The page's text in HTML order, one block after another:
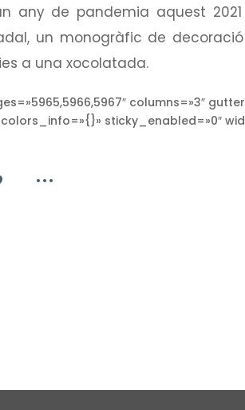
any de pandemia aquest
un monogràfic de
a una xocolatada.
columns=»3″
sticky_enabled=»0″